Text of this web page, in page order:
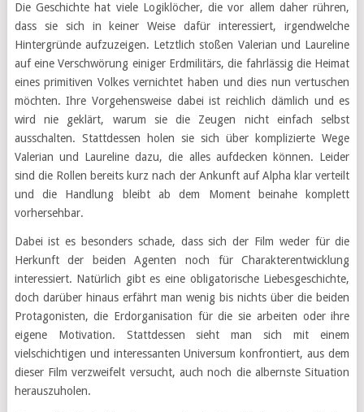
Die Geschichte hat viele Logiklöcher, die vor allem daher rühren,
dass sie sich in keiner Weise dafür interessiert, irgendwelche
Hintergründe aufzuzeigen. Letztlich stoßen Valerian und Laureline
auf eine Verschwörung einiger Erdmilitärs, die fahrlässig die Heimat
eines primitiven Volkes vernichtet haben und dies nun vertuschen
möchten. Ihre Vorgehensweise dabei ist reichlich dämlich und es
wird nie geklärt, warum sie die Zeugen nicht einfach selbst
ausschalten. Stattdessen holen sie sich über komplizierte Wege
Valerian und Laureline dazu, die alles aufdecken können. Leider
sind die Rollen bereits kurz nach der Ankunft auf Alpha klar verteilt
und die Handlung bleibt ab dem Moment beinahe komplett
vorhersehbar.
Dabei ist es besonders schade, dass sich der Film weder für die
Herkunft der beiden Agenten noch für Charakterentwicklung
interessiert. Natürlich gibt es eine obligatorische Liebesgeschichte,
doch darüber hinaus erfährt man wenig bis nichts über die beiden
Protagonisten, die Erdorganisation für die sie arbeiten oder ihre
eigene Motivation. Stattdessen sieht man sich mit einem
vielschichtigen und interessanten Universum konfrontiert, aus dem
dieser Film verzweifelt versucht, auch noch die albernste Situation
herauszuholen.